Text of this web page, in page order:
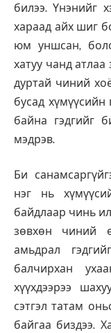
билээ. Үнэнийг
хараад айх шиг
юм уншсан,
хатуу чанд
дуртай чиний
бусад
байна гэдгийг
мэдрэв.
Би
нэг нь
байдлаар чинь
зөвхөн чиний
амьдрал
балчирхан
хүүхдээрээ
сэтгэл татам
байгаа биздээ.